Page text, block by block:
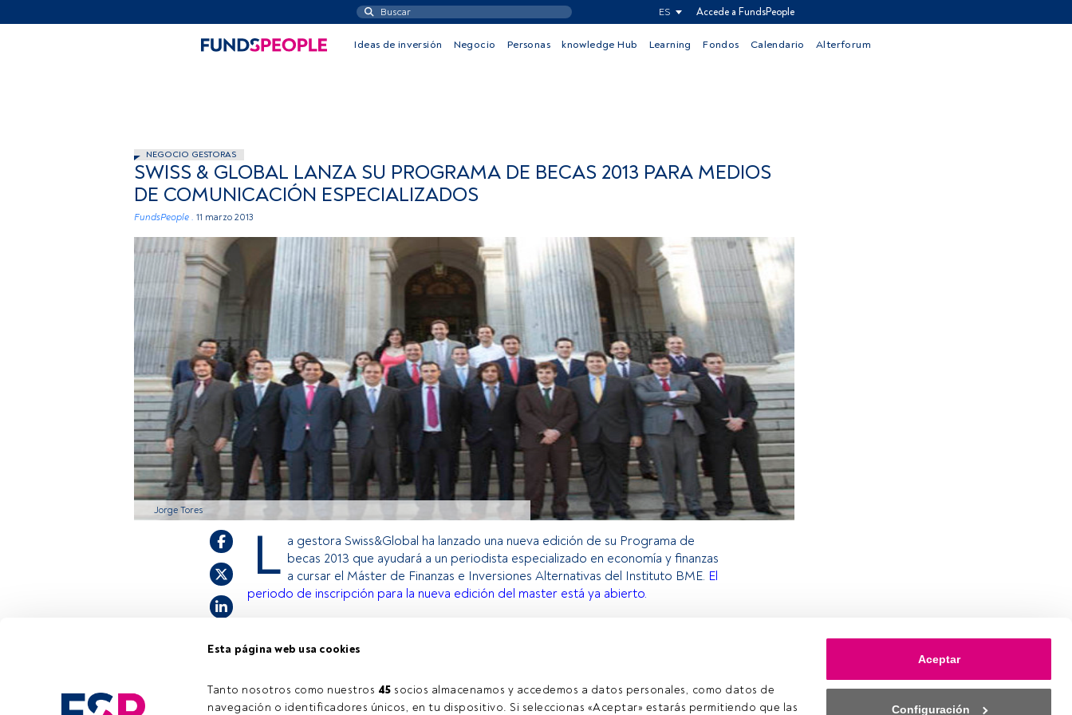
Esta página web usa cookies
Tanto nosotros como nuestros 45 socios almacenamos y accedemos a datos personales, como datos de
navegación o identificadores únicos, en tu dispositivo. Si seleccionas «Aceptar» estarás permitiendo que las
Aceptar
Configuración
ES Accede a FundsPeople
Ideas de inversión Negocio Personas knowledge Hub Learning Fondos Calendario Alterforum
NEGOCIO GESTORAS
SWISS & GLOBAL LANZA SU PROGRAMA DE BECAS 2013 PARA MEDIOS
DE COMUNICACIÓN ESPECIALIZADOS
FundsPeople . 11 marzo 2013
Jorge Tores
L a gestora Swiss&Global ha lanzado una nueva edición de su Programa de
becas 2013 que ayudará a un periodista especializado en economía y finanzas
a cursar el Máster de Finanzas e Inversiones Alternativas del Instituto BME. El
periodo de inscripción para la nueva edición del master está ya abierto.
Este es un artículo exclusivo para los usuarios registrados de FundsPeople. Si ya
invitamos a registrarte y disfrutar de todo el universo que ofrece FundsPeople.
Accede a FundsPeople